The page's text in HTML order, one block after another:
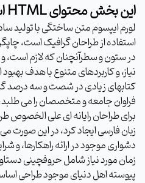
این بخش محتوای HTML است.
لورم ایپسوم متن ساختگی با تولید
استفاده از طراحان گرافیک است،
در ستون و سطرآنچنان که لازم است،
نیاز، و کاربردهای متنوع با هدف بهبود
کتابهای زیادی در شصت و سه درصد
فراوان جامعه و متخصصان را می طلبد،
برای طراحان رایانه ای علی الخصوص
زبان فارسی ایجاد کرد، در این صورت
دشواری موجود در ارائه راهکارها، و
زمان مورد نیاز شامل حروفچینی
پیوسته اهل دنیای موجود طراحی